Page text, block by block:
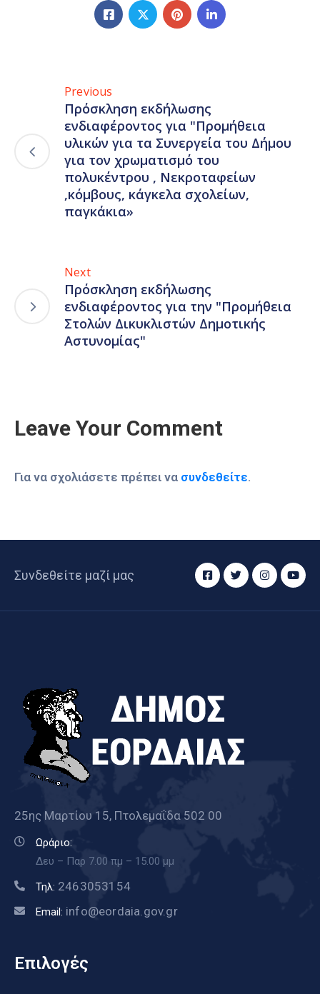
Previous
Πρόσκληση εκδήλωσης
ενδιαφέροντος για "Προμήθεια
υλικών για τα Συνεργεία του Δήμου
για τον χρωματισμό του
πολυκέντρου , Νεκροταφείων
,κόμβους, κάγκελα σχολείων,
παγκάκια»
Next
Πρόσκληση εκδήλωσης
ενδιαφέροντος για την "Προμήθεια
Στολών Δικυκλιστών Δημοτικής
Αστυνομίας"
Leave Your Comment
Για να σχολιάσετε πρέπει να συνδεθείτε.
Συνδεθείτε μαζί μας
25ης Μαρτίου 15, Πτολεμαΐδα 502 00
Ωράριο:
Δευ – Παρ 7.00 πμ – 15.00 μμ
Τηλ: 2463053154
Email: info@eordaia.gov.gr
Επιλογές